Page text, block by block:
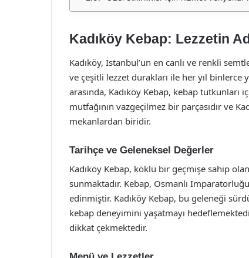
Kadıköy Kebap: Lezzetin
Kadıköy, İstanbul’un en canlı ve renkli
ve çeşitli lezzet durakları ile her yıl binlerce
arasında, Kadıköy Kebap, kebap
mutfağının vazgeçilmez bir parçasıdır ve
mekanlardan biridir.
Tarihçe ve Geleneksel Değerler
Kadıköy Kebap, köklü bir geçmişe sahip
sunmaktadır. Kebap, Osmanlı
edinmiştir. Kadıköy Kebap, bu geleneği
kebap deneyimini yaşatmayı
dikkat çekmektedir.